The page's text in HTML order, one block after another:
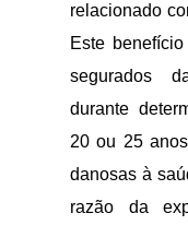
relacionado
Este
segurados
durante
20 ou 25
danosas à
razão da